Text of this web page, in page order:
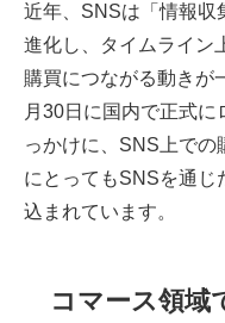
近年、SNSは「情報収
進化し、タイムライン
購買につながる動きが
月30日に国内で正式
っかけに、SNS上での
にとってもSNSを通じ
込まれています。
コマース領域